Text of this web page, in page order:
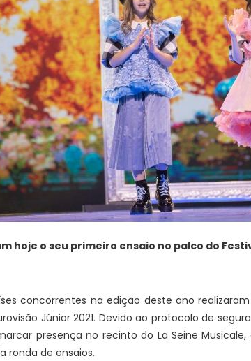
hoje o seu primeiro ensaio no palco do
concorrentes na edição deste ano
Júnior 2021. Devido ao protocolo de
presença no recinto do La Seine
ronda de ensaios.